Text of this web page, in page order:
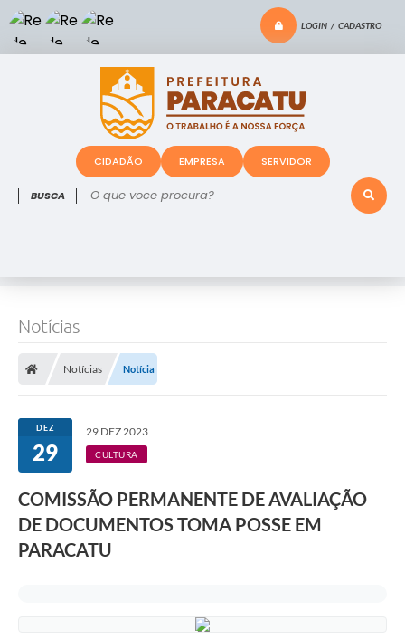
LOGIN / CADASTRO
O que voce procura?
CIDADÃO EMPRESA SERVIDOR
Notícias
Notícias Notícia
DEZ
29
29 DEZ 2023
CULTURA
COMISSÃO PERMANENTE DE AVALIAÇÃO
DE DOCUMENTOS TOMA POSSE EM
PARACATU